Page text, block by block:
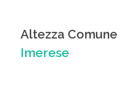
Altezza Comune
Imerese